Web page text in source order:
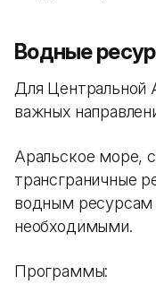
Водные
Для Центральной
важных
Аральское море,
трансграничные
водным ресурсам
необходимыми.
Программы: